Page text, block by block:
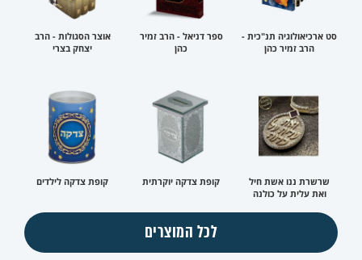
סט ארכיאולוגיה תנ"כית -
הרב זמיר כהן
ספר דניאל - הרב זמיר
כהן
אוצר הסגולות - הרב
יצחק בצרי
שרשרת ננו אשת חיל
ואת עלית על כולנה
קופת צדקה יוקרתית קופת צדקה לילדים
לכל המוצרים